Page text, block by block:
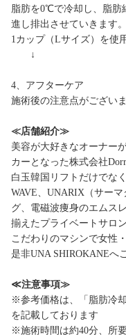
脂肪を0℃で冷却し、脂肪
進し排出させていきます。
1カップ（Lサイズ）を使
↓
4、アフターケア
施術後の注意点がございま
≪店舗紹介≫
美容が大好きなオーナー
カーとなった株式会社
白玉韓国リフトだけでな
WAVE、UNARIX（サー
グ、電磁波痩身のエムス
揃えたプライベートサロ
こだわりのマシンで女性
是非UNA SHIROKANEへ
≪注意事項≫
※参考価格は、「脂肪冷
を記載しております
※施術時間は約40分、所